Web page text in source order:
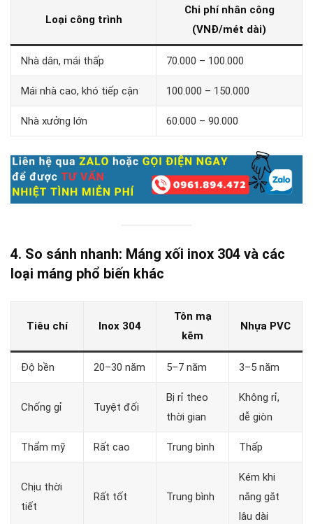
Loại công trình
Chi phí nhân công
(VNĐ/mét dài)
Nhà dân, mái thấp 70.000 – 100.000
Mái nhà cao, khó tiếp cận 100.000 – 150.000
Nhà xưởng lớn 60.000 – 90.000
4. So sánh nhanh: Máng xối inox 304 và các
loại máng phổ biến khác
Tiêu chí Inox 304
Tôn mạ
kẽm
Nhựa PVC
Độ bền 20–30 năm 5–7 năm 3–5 năm
Chống gỉ Tuyệt đối
Bị rỉ theo
thời gian
Không rỉ,
dễ giòn
Thẩm mỹ Rất cao Trung bình Thấp
Chịu thời
tiết
Rất tốt Trung bình
Kém khi
nắng gắt
lâu dài